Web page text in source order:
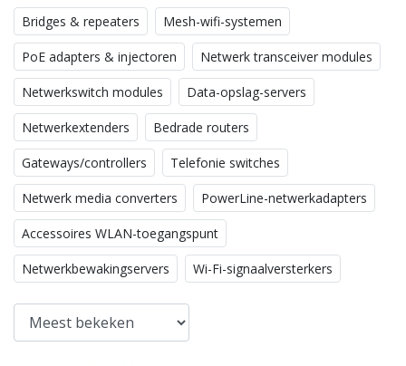
Bridges & repeaters Mesh-wifi-systemen
PoE adapters & injectoren Netwerk transceiver modules
Netwerkswitch modules Data-opslag-servers
Netwerkextenders Bedrade routers
Gateways/controllers Telefonie switches
Netwerk media converters PowerLine-netwerkadapters
Accessoires WLAN-toegangspunt
Netwerkbewakingservers Wi-Fi-signaalversterkers